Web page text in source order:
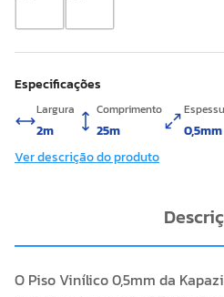
Especificações
Largura
2m
Comprimento
25m
0,5mm
Ver descrição do produto
O Piso Vinílico 0,5mm da